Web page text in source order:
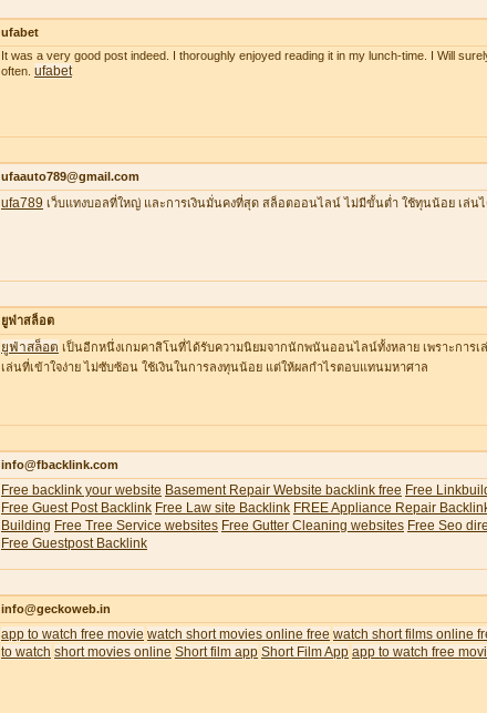
ufabet
It was a very good post indeed. I thoroughly enjoyed reading it in my lunch-time. I Will
often. ufabet
ufaauto789@gmail.com
ufa789 เว็บแทงบอลที่ใหญ่ และการเงินมั่นคงที่สุด สล็อตออนไลน์ ไม่มีขั้นต่ำ ใช้ทุนน้อย เล่น
ยูฟ่าสล็อต
ยูฟ่าสล็อต เป็นอีกหนึ่งเกมคาสิโนที่ได้รับความนิยมจากนักพนันออนไลน์ทั้งหลาย เพราะการ
เล่นที่เข้าใจง่าย ไม่ซับซ้อน ใช้เงินในการลงทุนน้อย แต่ให้ผลกำไรตอบแทนมหาศาล
info@fbacklink.com
Free backlink your website Basement Repair Website backlink free Free
Free Guest Post Backlink Free Law site Backlink FREE Appliance Repair
Building Free Tree Service websites Free Gutter Cleaning websites Free Seo
Free Guestpost Backlink
info@geckoweb.in
app to watch free movie watch short movies online free watch short films online
to watch short movies online Short film app Short Film App app to watch free